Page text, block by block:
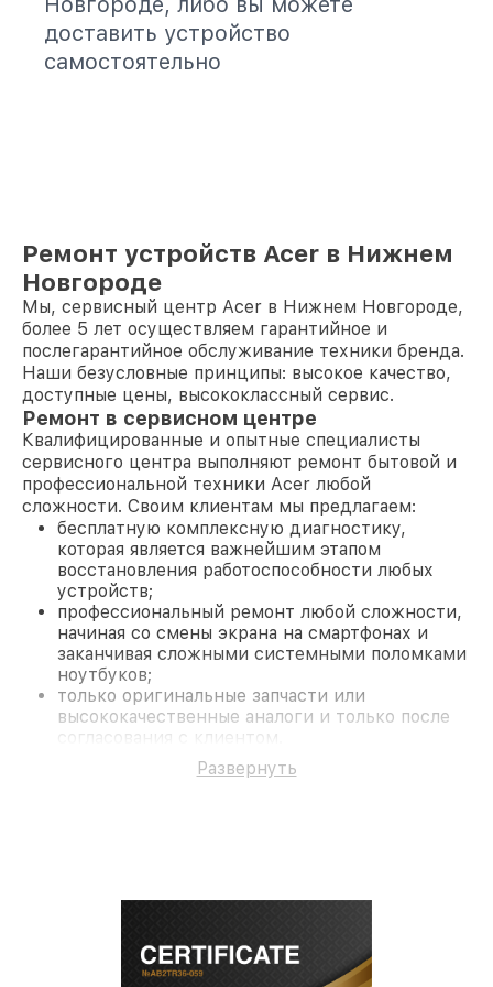
доставить устройство
самостоятельно
Ремонт устройств Acer в Нижнем
Новгороде
Мы, сервисный центр Acer в Нижнем Новгороде,
более 5 лет осуществляем гарантийное и
послегарантийное обслуживание техники бренда.
Наши безусловные принципы: высокое качество,
доступные цены, высококлассный сервис.
Ремонт в сервисном центре
Квалифицированные и опытные специалисты
сервисного центра выполняют ремонт бытовой и
профессиональной техники Acer любой
сложности. Своим клиентам мы предлагаем:
бесплатную комплексную диагностику,
которая является важнейшим этапом
восстановления работоспособности любых
устройств;
профессиональный ремонт любой сложности,
начиная со смены экрана на смартфонах и
заканчивая сложными системными поломками
ноутбуков;
только оригинальные запчасти или
высококачественные аналоги и только после
согласования с клиентом.
На все работы и замененные комплектующие
предоставляется длительная гарантия. В случае
современное оборудование и
лицензированное ПО в ремонтно-
Развернуть